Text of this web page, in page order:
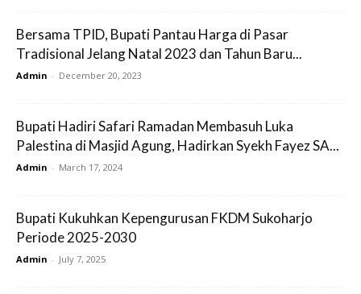
Bersama TPID, Bupati Pantau Harga di Pasar
Tradisional Jelang Natal 2023 dan Tahun Baru...
Admin - December 20, 2023
Bupati Hadiri Safari Ramadan Membasuh Luka
Palestina di Masjid Agung, Hadirkan Syekh Fayez SA...
Admin - March 17, 2024
Bupati Kukuhkan Kepengurusan FKDM Sukoharjo
Periode 2025-2030
Admin - July 7, 2025